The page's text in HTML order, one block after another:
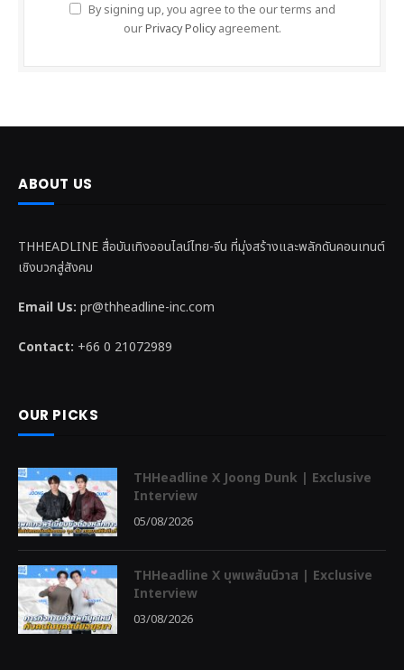
By signing up, you agree to the our terms and
ourPrivacy Policyagreement.
ABOUT US
THHEADLINE สื่อบันเทิงออนไลน์ไทย-จีน ที่มุ่งสร้างและพลักดันคอนเทนต์
เชิงบวกสู่สังคม
Email Us: pr@thheadline-inc.com
Contact: +66 0 21072989
OUR PICKS
THHeadline X Joong Dunk | Exclusive
Interview
05/08/2026
THHeadline X บุพเพสันนิวาส | Exclusive
Interview
03/08/2026